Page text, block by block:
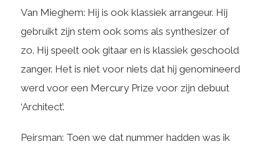
Van Mieghem: Hij is ook klassiek arrangeur. Hij
gebruikt zijn stem ook soms als synthesizer of
zo. Hij speelt ook gitaar en is klassiek geschoold
zanger. Het is niet voor niets dat hij genomineerd
werd voor een Mercury Prize voor zijn debuut
‘Architect’.
Peirsman: Toen we dat nummer hadden was ik